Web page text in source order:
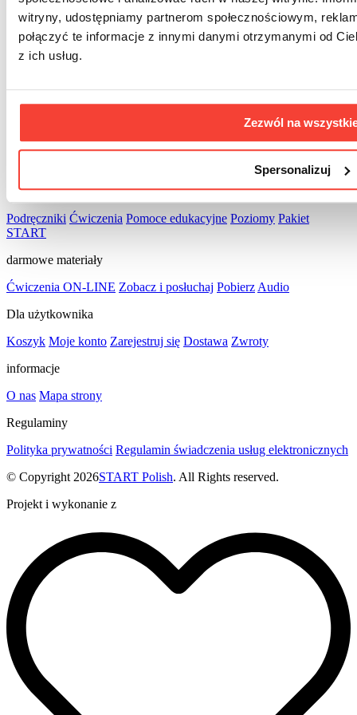
witryny, udostępniamy partnerom społecznościowym,
połączyć te informacje z innymi danymi otrzymanymi od
z ich usług.
Zezwól na
Spersonalizuj
Formularz kontaktowy info@startpolish.pl Agnieszka
+48 606
książki
Podręczniki Ćwiczenia Pomoce edukacyjne Poziomy Pakiet
START
darmowe materiały
Ćwiczenia ON-LINE Zobacz i posłuchaj Pobierz Audio
Dla użytkownika
Koszyk Moje konto Zarejestruj się Dostawa Zwroty
informacje
O nas Mapa strony
Regulaminy
Polityka prywatności Regulamin świadczenia usług elektronicznych
© Copyright 2026START Polish. All Rights reserved.
Projekt i wykonanie z